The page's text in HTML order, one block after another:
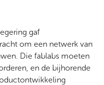
gaf
om een netwerk van
Die fablabs moeten
en de bijhorende